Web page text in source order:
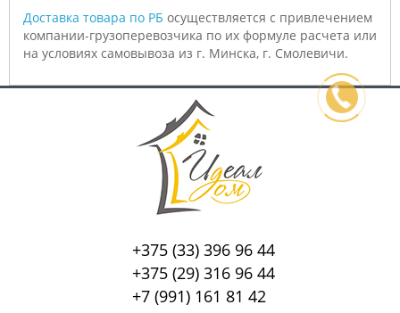
Доставка товара по РБ осуществляется с привлечением
компании-грузоперевозчика по их формуле расчета или
на условиях самовывоза из г. Минска, г. Смолевичи.
+375 (33) 396 96 44
+375 (29) 316 96 44
+7 (991) 161 81 42